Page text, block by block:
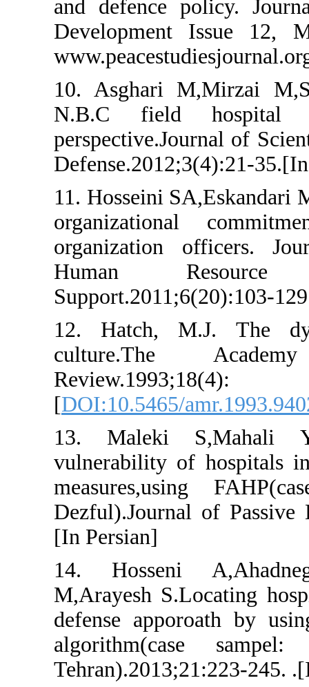
and defence
Development
10. Asghari
N.B.C field
11. Hosseini
organizational
organization
Human
12. Hatch, M.J.
culture.The
[DOI:10.5465/
13. Maleki
vulnerability of
Dezful).Journal of
[In Persian]
14. Hosseni
M,Arayesh
defense